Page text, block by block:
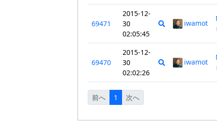
69471
2015-12-
30
02:05:45
iwamot
69470
2015-12-
30
02:02:26
iwamot
前へ 1 次へ